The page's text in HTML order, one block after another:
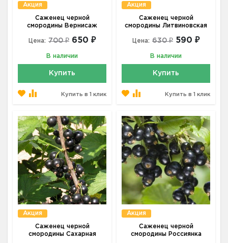
Акция
Саженец черной
смородины Вернисаж
Цена: 700 ₽ 650 ₽
В наличии
Купить
Купить в 1 клик
Акция
Саженец черной
смородины Литвиновская
Цена: 630 ₽ 590 ₽
В наличии
Купить
Купить в 1 клик
Акция
Саженец черной
смородины Сахарная
Акция
Саженец черной
смородины Россиянка